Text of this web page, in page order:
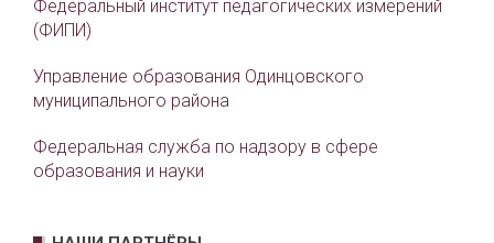
Федеральный институт педагогических измерений
(ФИПИ)
Управление образования Одинцовского
муниципального района
Федеральная служба по надзору в сфере
образования и науки